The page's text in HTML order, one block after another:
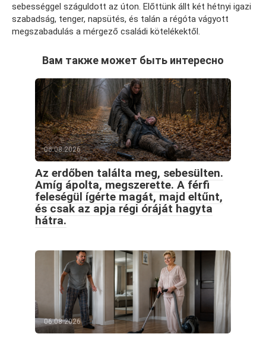
sebességgel száguldott az úton. Előttünk állt két hétnyi igazi
szabadság, tenger, napsütés, és talán a régóta vágyott
megszabadulás a mérgező családi kötelékektől.
Вам также может быть интересно
06.08.2026
Az erdőben találta meg, sebesülten.
Amíg ápolta, megszerette. A férfi
feleségül ígérte magát, majd eltűnt,
és csak az apja régi óráját hagyta
hátra.
06.08.2026